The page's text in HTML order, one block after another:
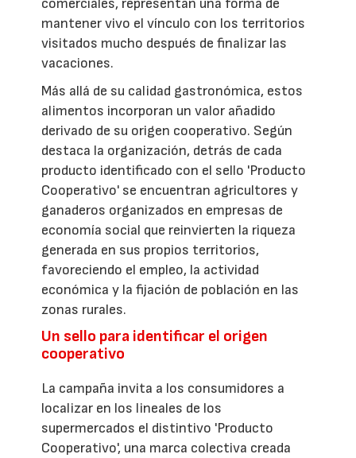
comerciales, representan una forma de
mantener vivo el vínculo con los territorios
visitados mucho después de finalizar las
vacaciones.
Más allá de su calidad gastronómica, estos
alimentos incorporan un valor añadido
derivado de su origen cooperativo. Según
destaca la organización, detrás de cada
producto identificado con el sello 'Producto
Cooperativo' se encuentran agricultores y
ganaderos organizados en empresas de
economía social que reinvierten la riqueza
generada en sus propios territorios,
favoreciendo el empleo, la actividad
económica y la fijación de población en las
zonas rurales.
Un sello para identificar el origen
cooperativo
La campaña invita a los consumidores a
localizar en los lineales de los
supermercados el distintivo 'Producto
Cooperativo', una marca colectiva creada